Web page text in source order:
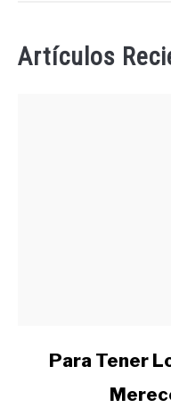
Artículos
Para Tener